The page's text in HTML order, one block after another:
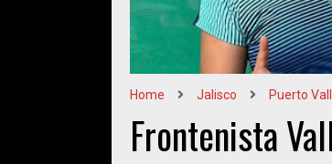
Home Jalisco Puerto
Frontenista